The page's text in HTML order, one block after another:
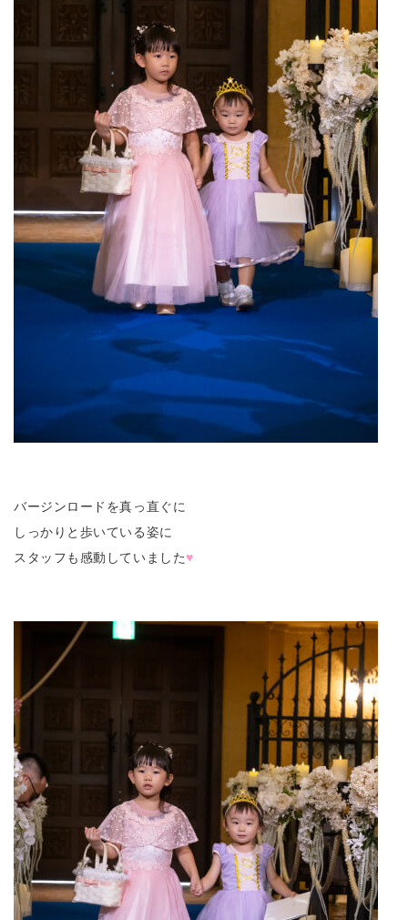
バージンロードを真っ直ぐに
しっかりと歩いている姿に
スタッフも感動していました♥